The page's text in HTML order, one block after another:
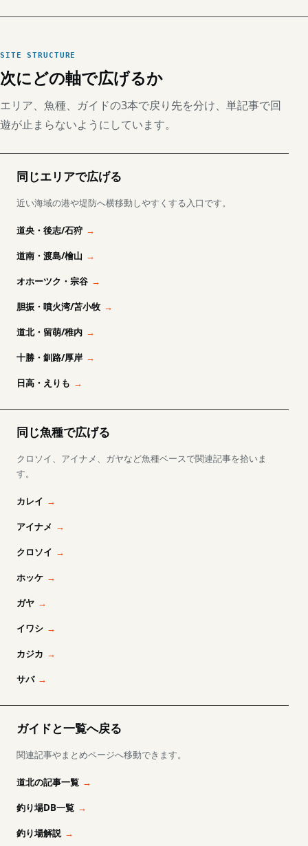
SITE STRUCTURE
次にどの軸で広げるか
エリア、魚種、ガイドの3本で戻り先を分け、単記事で回
遊が止まらないようにしています。
同じエリアで広げる
近い海域の港や堤防へ横移動しやすくする入口です。
道央・後志/石狩
道南・渡島/檜山
オホーツク・宗谷
胆振・噴火湾/苫小牧
道北・留萌/稚内
十勝・釧路/厚岸
日高・えりも
同じ魚種で広げる
クロソイ、アイナメ、ガヤなど魚種ベースで関連記事を拾いま
す。
カレイ
アイナメ
クロソイ
ホッケ
ガヤ
イワシ
カジカ
サバ
ガイドと一覧へ戻る
関連記事やまとめページへ移動できます。
道北の記事一覧
釣り場DB一覧
釣り場解説